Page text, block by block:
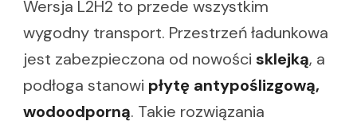
Wersja L2H2 to przede wszystkim
wygodny transport. Przestrzeń ładunkowa
jest zabezpieczona od nowości sklejką, a
podłoga stanowi płytę antypoślizgową,
wodoodporną. Takie rozwiązania